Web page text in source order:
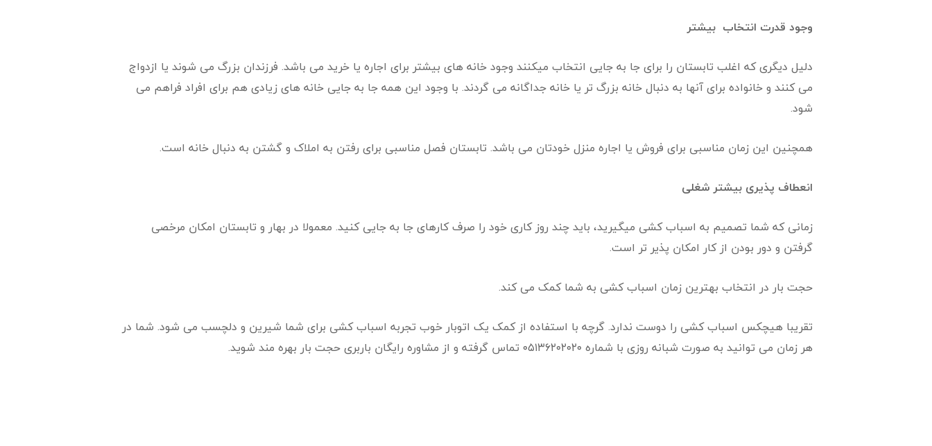
وجود قدرت انتخاب بیشتر
دلیل دیگری که اغلب تابستان را برای جا به جایی انتخاب میکنند وجود خانه های بیشتر برای اجاره یا خرید می باشد. فرزندان بزرگ می شوند یا ازدواج
می کنند و خانواده برای آنها به دنبال خانه بزرگ تر یا خانه جداگانه می گردند. با وجود این همه جا به جایی خانه های زیادی هم برای افراد فراهم می
شود.
همچنین این زمان مناسبی برای فروش یا اجاره منزل خودتان می باشد. تابستان فصل مناسبی برای رفتن به املاک و گشتن به دنبال خانه است.
انعطاف پذیری بیشتر شغلی
زمانی که شما تصمیم به اسباب کشی میگیرید، باید چند روز کاری خود را صرف کارهای جا به جایی کنید. معمولا در بهار و تابستان امکان مرخصی
گرفتن و دور بودن از کار امکان پذیر تر است.
حجت بار در انتخاب بهترین زمان اسباب کشی به شما کمک می کند.
تقریبا هیچکس اسباب کشی را دوست ندارد. گرچه با استفاده از کمک یک اتوبار خوب تجربه اسباب کشی برای شما شیرین و دلچسب می شود. شما در
هر زمان می توانید به صورت شبانه روزی با شماره ۰۵۱۳۶۲۰۲۰۲۰ تماس گرفته و از مشاوره رایگان باربری حجت بار بهره مند شوید.